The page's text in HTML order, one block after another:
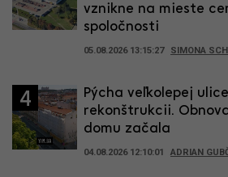
vznikne na mieste
spoločnosti
05.08.2026 13:15:27 SIMONA
4
Pýcha veľkolepej
rekonštrukcii.
domu začala
04.08.2026 12:10:01 ADRIAN